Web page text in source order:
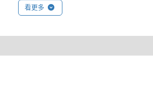
看更多